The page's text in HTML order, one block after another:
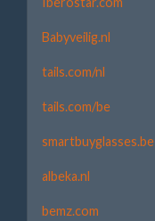
Babyveilig.nl
tails.com/nl
tails.com/be
smartbuyglasses.be
albeka.nl
bemz.com